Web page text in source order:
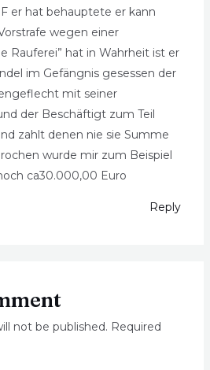
er hat behauptete er kann
wegen einer
Rauferei” hat in Wahrheit ist er
im Gefängnis gesessen der
mit seiner
der Beschäftigt zum Teil
zahlt denen nie sie Summe
wurde mir zum Beispiel
ca30.000,00 Euro
Reply
not be published. Required